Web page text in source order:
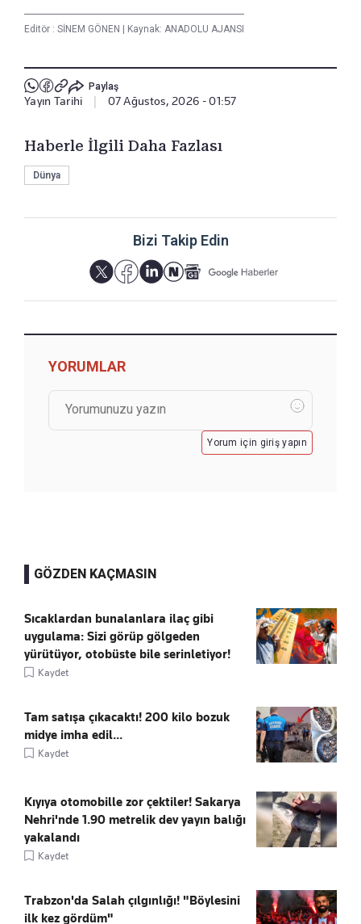
Editör : SİNEM GÖNEN | Kaynak: ANADOLU AJANSI
Paylaş
Yayın Tarihi 07 Ağustos, 2026 - 01:57
Haberle İlgili Daha Fazlası
Dünya
Bizi Takip Edin
YORUMLAR
Yorum için giriş yapın
GÖZDEN KAÇMASIN
Sıcaklardan bunalanlara ilaç gibi
uygulama: Sizi görüp gölgeden
yürütüyor, otobüste bile serinletiyor!
Kaydet
Tam satışa çıkacaktı! 200 kilo bozuk
midye imha edil...
Kaydet
Kıyıya otomobille zor çektiler! Sakarya
Nehri'nde 1.90 metrelik dev yayın balığı
yakalandı
Kaydet
Trabzon'da Salah çılgınlığı! "Böylesini
ilk kez gördüm"